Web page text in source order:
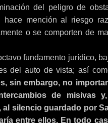
del peligro de
mención al riesgo
o se comporten de
fundamento jurídico,
del auto de vista; así
sin embargo, no
de misivas
silencio guardado por
entre ellos. En todo